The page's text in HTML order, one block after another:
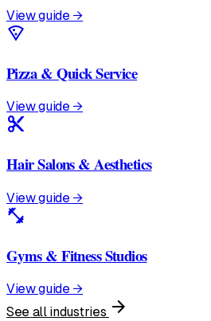
View guide →
local_pizza
Pizza & Quick Service
View guide →
content_cut
Hair Salons & Aesthetics
View guide →
fitness_center
Gyms & Fitness Studios
View guide →
See all industries arrow_forward